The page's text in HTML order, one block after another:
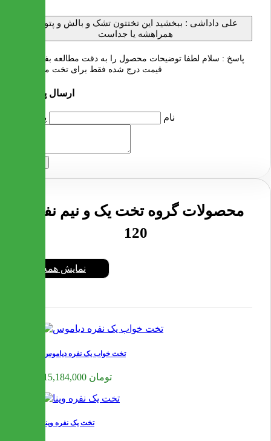
علی داداشی : ببخشید این تختتون تشک و بالش و پتوش
همراهشه یا جداست
پاسخ : سلام لطفا توضیحات محصول را به دقت مطالعه بفرمایید..
قیمت درج شده فقط برای تخت می باشد
ارسال پرسش
نام پرسش
محصولات گروه تخت یک و نیم نفره
120
نمایش همه
تخت خواب یک نفره دیاموس
15,184,000 تومان
تخت یک نفره وینا